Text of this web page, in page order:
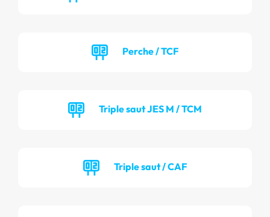
Perche / TCF
Triple saut JES M / TCM
Triple saut / CAF